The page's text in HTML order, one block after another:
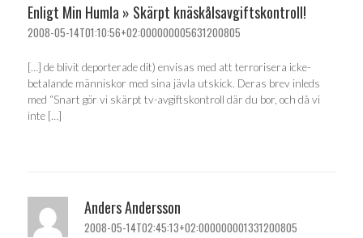
Enligt Min Humla » Skärpt knäskålsavgiftskontroll!
2008-05-14T01:10:56+02:000000005631200805
[…] de blivit deporterade dit) envisas med att terrorisera icke-
betalande människor med sina jävla utskick. Deras brev inleds
med “Snart gör vi skärpt tv-avgiftskontroll där du bor, och då vi
inte […]
Anders Andersson
2008-05-14T02:45:13+02:000000001331200805